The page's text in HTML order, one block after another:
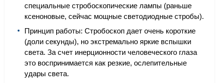
специальные стробоскопические лампы (раньше
ксеноновые, сейчас мощные светодиодные стробы).
Принцип работы: Стробоскоп дает очень короткие
(доли секунды), но экстремально яркие вспышки
света. За счет инерционности человеческого глаза
это воспринимается как резкие, ослепительные
удары света.